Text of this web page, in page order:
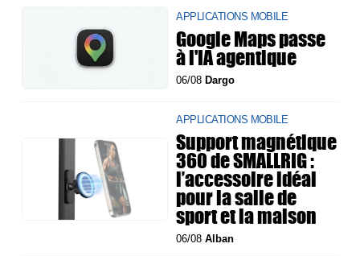
APPLICATIONS MOBILE
Google Maps passe
à l'IA agentique
06/08Dargo
APPLICATIONS MOBILE
Support magnétique
360 de SMALLRIG :
l’accessoire idéal
pour la salle de
sport et la maison
06/08Alban